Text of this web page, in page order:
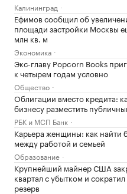
Калининград
Ефимов сообщил об
площади застройки Москвы
млн кв. м
Экономика
Экс-главу Popcorn Books
к четырем годам условно
Общество
Облигации вместо кредита:
бизнесу разместить
РБК и МСП Банк
Карьера женщины: как найти
между работой и семьей
Образование
Крупнейший майнер США
квартал с убытком и
резерв